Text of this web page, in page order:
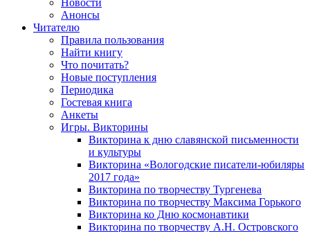
Анонсы
Читателю
Правила пользования
Найти книгу
Что почитать?
Новые поступления
Периодика
Гостевая книга
Анкеты
Игры. Викторины
Викторина к дню славянской письменности
и культуры
Викторина «Вологодские писатели-юбиляры
2017 года»
Викторина по творчеству Тургенева
Викторина по творчеству Максима Горького
Викторина ко Дню космонавтики
Викторина по творчеству А.Н. Островского